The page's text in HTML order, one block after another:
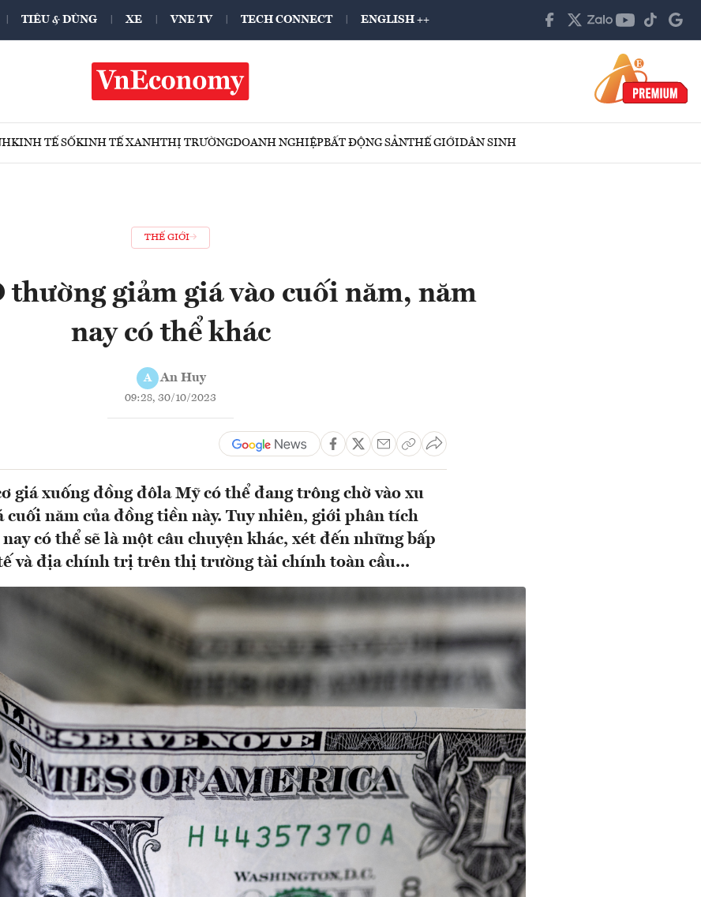
TIÊU & DÙNG XE VNE TV TECH CONNECT ENGLISH ++
KINH TẾ SỐKINH TẾ XANHTHỊ TRƯỜNGDOANH NGHIỆPBẤT ĐỘNG SẢNTHẾ GIỚIDÂN SINH
THẾ GIỚI
thường giảm giá vào cuối năm, năm
nay có thể khác
A An Huy
09:28, 30/10/2023
giá xuống đồng đôla Mỹ có thể đang trông chờ vào xu
cuối năm của đồng tiền này. Tuy nhiên, giới phân tích
có thể sẽ là một câu chuyện khác, xét đến những bấp
và địa chính trị trên thị trường tài chính toàn cầu...